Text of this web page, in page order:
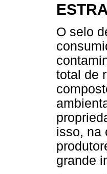
O selo
total de
isso, na
grande